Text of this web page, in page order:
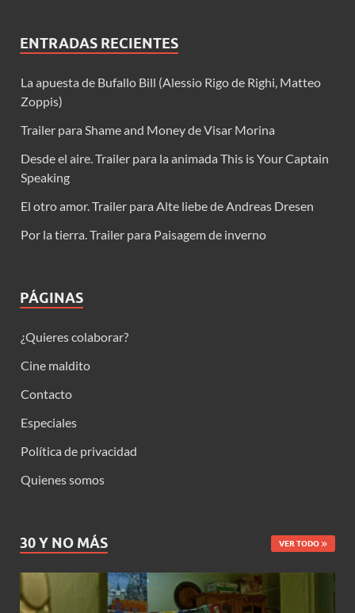
ENTRADAS RECIENTES
La apuesta de Bufallo Bill (Alessio Rigo de Righi, Matteo
Zoppis)
Trailer para Shame and Money de Visar Morina
Desde el aire. Trailer para la animada This is Your Captain
Speaking
El otro amor. Trailer para Alte liebe de Andreas Dresen
Por la tierra. Trailer para Paisagem de inverno
PÁGINAS
¿Quieres colaborar?
Cine maldito
Contacto
Especiales
Política de privacidad
Quienes somos
30 Y NO MÁS VER TODO